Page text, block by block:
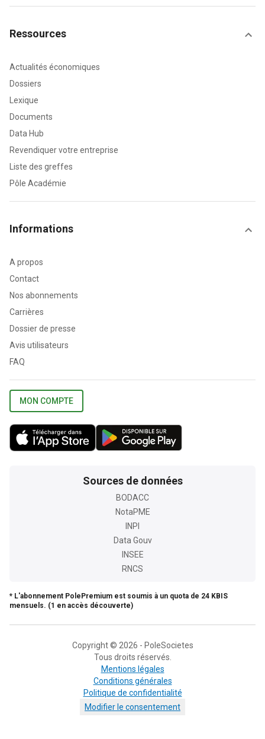
Ressources
Actualités économiques
Dossiers
Lexique
Documents
Data Hub
Revendiquer votre entreprise
Liste des greffes
Pôle Académie
Informations
A propos
Contact
Nos abonnements
Carrières
Dossier de presse
Avis utilisateurs
FAQ
MON COMPTE
Sources de données
BODACC
NotaPME
INPI
Data Gouv
INSEE
RNCS
* L'abonnement PolePremium est soumis à un quota de 24 KBIS
mensuels. (1 en accès découverte)
Copyright © 2026 - PoleSocietes
Tous droits réservés.
Mentions légales
Conditions générales
Politique de confidentialité
Modifier le consentement